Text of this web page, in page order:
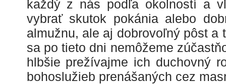
každý z nás podľa okolností a
vybrať skutok pokánia alebo
almužnu, ale aj dobrovoľný pôst a
sa po tieto dni nemôžeme
hlbšie prežívajme ich duchovný
bohoslužieb prenášaných cez